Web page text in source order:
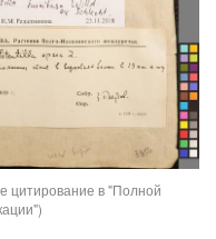
цитирование в "Полной